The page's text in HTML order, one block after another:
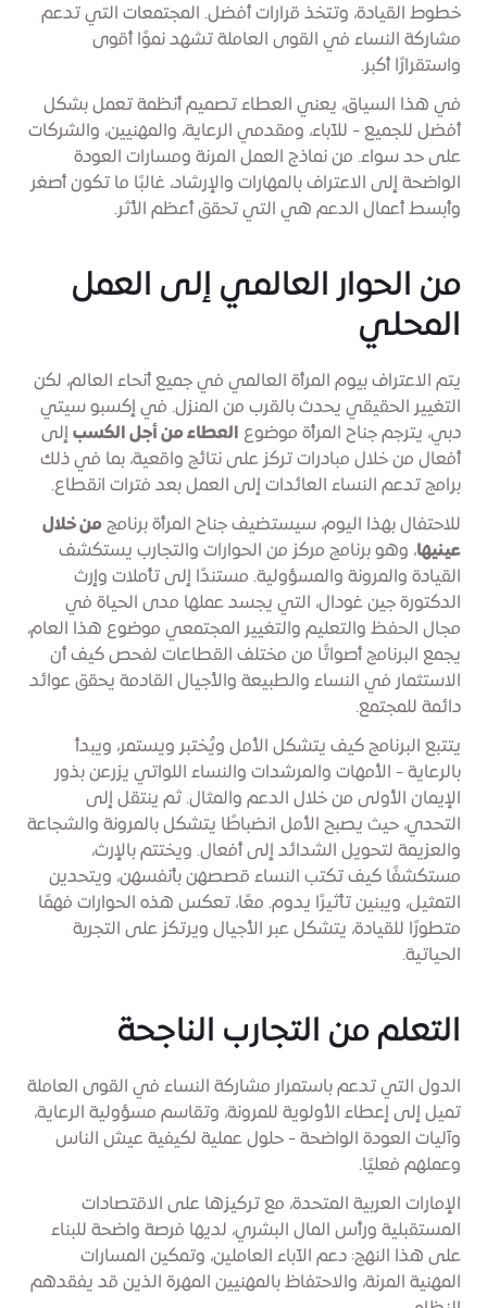
خطوط القيادة، وتتخذ قرارات أفضل. المجتمعات التي تدعم
مشاركة النساء في القوى العاملة تشهد نموًا أقوى
واستقرارًا أكبر.
في هذا السياق، يعني العطاء تصميم أنظمة تعمل بشكل
أفضل للجميع - للآباء، ومقدمي الرعاية، والمهنيين، والشركات
على حد سواء. من نماذج العمل المرنة ومسارات العودة
الواضحة إلى الاعتراف بالمهارات والإرشاد، غالبًا ما تكون أصغر
وأبسط أعمال الدعم هي التي تحقق أعظم الأثر.
من الحوار العالمي إلى العمل
المحلي
يتم الاعتراف بيوم المرأة العالمي في جميع أنحاء العالم، لكن
التغيير الحقيقي يحدث بالقرب من المنزل. في إكسبو سيتي
دبي، يترجم جناح المرأة موضوع العطاء من أجل الكسب إلى
أفعال من خلال مبادرات تركز على نتائج واقعية، بما في ذلك
برامج تدعم النساء العائدات إلى العمل بعد فترات انقطاع.
للاحتفال بهذا اليوم، سيستضيف جناح المرأة برنامج من خلال
عينيها، وهو برنامج مركز من الحوارات والتجارب يستكشف
القيادة والمرونة والمسؤولية. مستندًا إلى تأملات وإرث
الدكتورة جين غودال، التي يجسد عملها مدى الحياة في
مجال الحفظ والتعليم والتغيير المجتمعي موضوع هذا العام،
يجمع البرنامج أصواتًا من مختلف القطاعات لفحص كيف أن
الاستثمار في النساء والطبيعة والأجيال القادمة يحقق عوائد
دائمة للمجتمع.
يتتبع البرنامج كيف يتشكل الأمل ويُختبر ويستمر، ويبدأ
بالرعاية - الأمهات والمرشدات والنساء اللواتي يزرعن بذور
الإيمان الأولى من خلال الدعم والمثال. ثم ينتقل إلى
التحدي، حيث يصبح الأمل انضباطًا يتشكل بالمرونة والشجاعة
والعزيمة لتحويل الشدائد إلى أفعال. ويختتم بالإرث،
مستكشفًا كيف تكتب النساء قصصهن بأنفسهن، ويتحدين
التمثيل، ويبنين تأثيرًا يدوم. معًا، تعكس هذه الحوارات فهمًا
متطورًا للقيادة، يتشكل عبر الأجيال ويرتكز على التجربة
الحياتية.
التعلم من التجارب الناجحة
الدول التي تدعم باستمرار مشاركة النساء في القوى العاملة
تميل إلى إعطاء الأولوية للمرونة، وتقاسم مسؤولية الرعاية،
وآليات العودة الواضحة - حلول عملية لكيفية عيش الناس
وعملهم فعليًا.
الإمارات العربية المتحدة، مع تركيزها على الاقتصادات
المستقبلية ورأس المال البشري، لديها فرصة واضحة للبناء
على هذا النهج: دعم الآباء العاملين، وتمكين المسارات
المهنية المرنة، والاحتفاظ بالمهنيين المهرة الذين قد يفقدهم